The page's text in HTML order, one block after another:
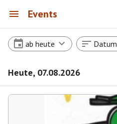
Events
ab heute Datum
Heute, 07.08.2026